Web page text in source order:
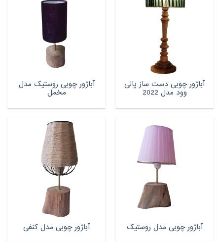
آباژور چوبی دست ساز پالی
وود مدل 2022
آباژور چوبی روستیک مدل
مخمل
آباژور چوبی مدل روستیک آباژور چوبی مدل کنفی